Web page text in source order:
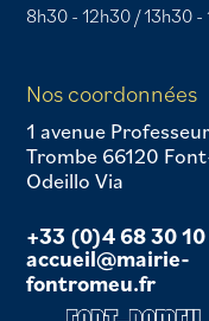
8h30 - 12h30 / 13h30 -
Nos coordonnées
1 avenue
Trombe 66120
Odeillo Via
+33 (0)4 68 30
accueil@mairie-
fontromeu.fr